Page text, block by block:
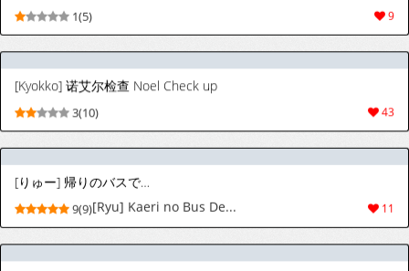
43
3(10)
[りゅー] 帰りのバスで…
9(9)
[りゅー] リクエスト作品
16
5(7)[Ryu] Request Sakuhin